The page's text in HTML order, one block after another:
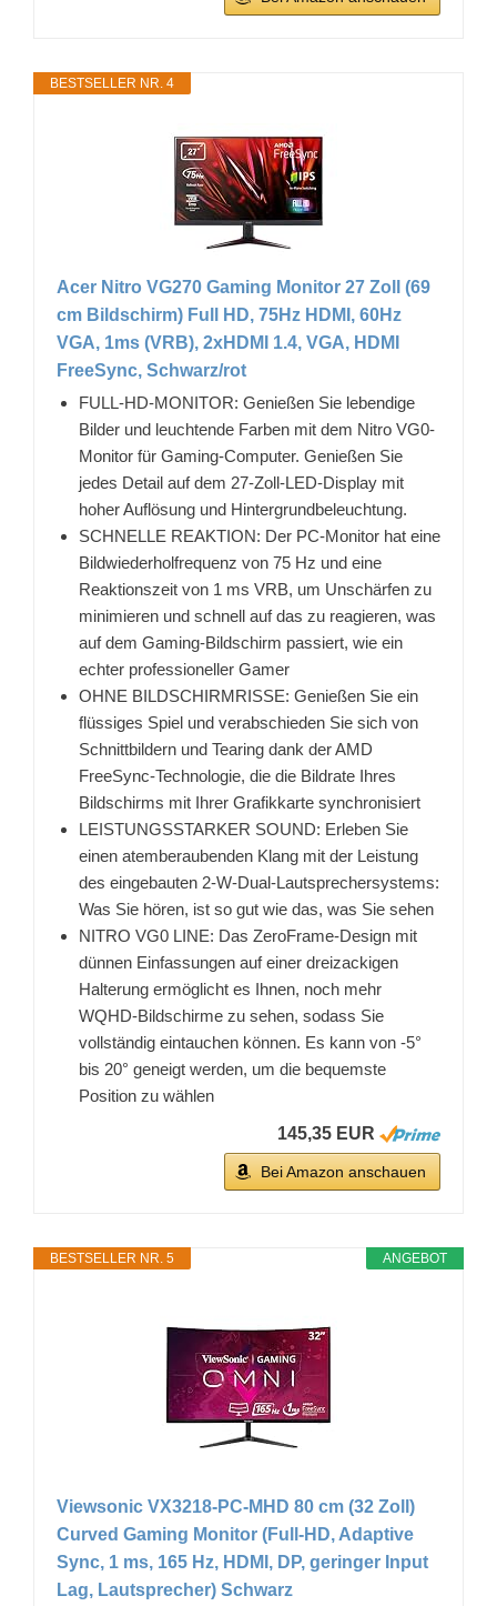
BESTSELLER NR. 4
Acer Nitro VG270 Gaming Monitor 27 Zoll (69
cm Bildschirm) Full HD, 75Hz HDMI, 60Hz
VGA, 1ms (VRB), 2xHDMI 1.4, VGA, HDMI
FreeSync, Schwarz/rot
FULL-HD-MONITOR: Genießen Sie lebendige
Bilder und leuchtende Farben mit dem Nitro VG0-
Monitor für Gaming-Computer. Genießen Sie
jedes Detail auf dem 27-Zoll-LED-Display mit
hoher Auflösung und Hintergrundbeleuchtung.
SCHNELLE REAKTION: Der PC-Monitor hat eine
Bildwiederholfrequenz von 75 Hz und eine
Reaktionszeit von 1 ms VRB, um Unschärfen zu
minimieren und schnell auf das zu reagieren, was
auf dem Gaming-Bildschirm passiert, wie ein
echter professioneller Gamer
OHNE BILDSCHIRMRISSE: Genießen Sie ein
flüssiges Spiel und verabschieden Sie sich von
Schnittbildern und Tearing dank der AMD
FreeSync-Technologie, die die Bildrate Ihres
Bildschirms mit Ihrer Grafikkarte synchronisiert
LEISTUNGSSTARKER SOUND: Erleben Sie
einen atemberaubenden Klang mit der Leistung
des eingebauten 2-W-Dual-Lautsprechersystems:
Was Sie hören, ist so gut wie das, was Sie sehen
NITRO VG0 LINE: Das ZeroFrame-Design mit
dünnen Einfassungen auf einer dreizackigen
Halterung ermöglicht es Ihnen, noch mehr
WQHD-Bildschirme zu sehen, sodass Sie
vollständig eintauchen können. Es kann von -5°
bis 20° geneigt werden, um die bequemste
Position zu wählen
145,35 EUR
Bei Amazon anschauen
ANGEBOT
BESTSELLER NR. 5
Viewsonic VX3218-PC-MHD 80 cm (32 Zoll)
Curved Gaming Monitor (Full-HD, Adaptive
Sync, 1 ms, 165 Hz, HDMI, DP, geringer Input
Lag, Lautsprecher) Schwarz